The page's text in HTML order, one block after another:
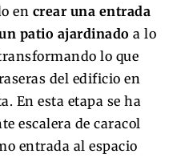
en crear una entrada
patio ajardinado a lo
lo que
del edificio en
En esta etapa se ha
escalera de caracol
entrada al espacio